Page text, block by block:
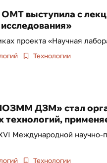
ОМТ выступила с
проекта «Научная
Технологии
ДЗМ» стал
технологий,
Международной
Технологии